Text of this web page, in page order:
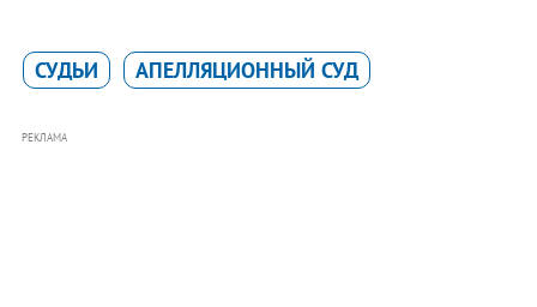
СУДЬИ АПЕЛЛЯЦИОННЫЙ СУД
РЕКЛАМА